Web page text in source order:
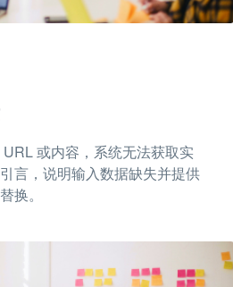
或内容，系统无法获取实
言，说明输入数据缺失并提供
换。